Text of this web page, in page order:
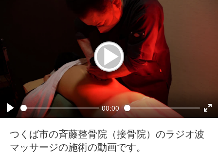
00:00
つくば市の斉藤整骨院（接骨院）のラジオ波
マッサージの施術の動画です。